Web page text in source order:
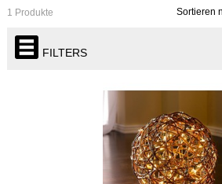
Sortieren
1 Produkte
FILTERS